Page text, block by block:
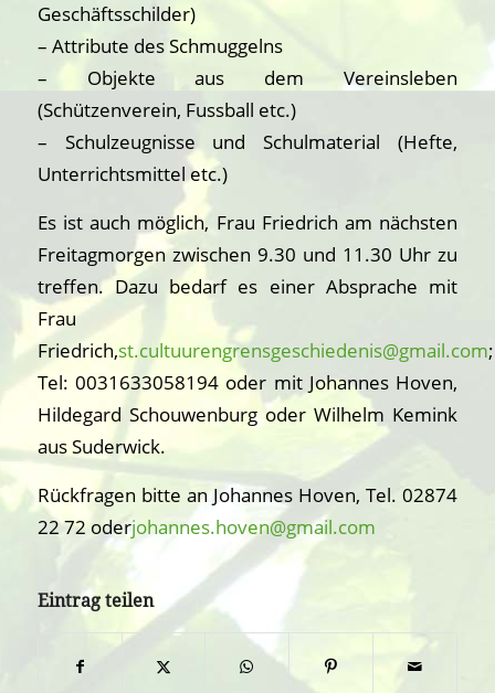
Geschäftsschilder)
– Attribute des Schmuggelns
– Objekte aus dem Vereinsleben
(Schützenverein, Fussball etc.)
– Schulzeugnisse und Schulmaterial (Hefte,
Unterrichtsmittel etc.)
Es ist auch möglich, Frau Friedrich am nächsten
Freitagmorgen zwischen 9.30 und 11.30 Uhr zu
treffen. Dazu bedarf es einer Absprache mit
Frau
Friedrich,st.cultuurengrensgeschiedenis@gmail.com;
Tel: 0031633058194 oder mit Johannes Hoven,
Hildegard Schouwenburg oder Wilhelm Kemink
aus Suderwick.
Rückfragen bitte an Johannes Hoven, Tel. 02874
22 72 oderjohannes.hoven@gmail.com
Eintrag teilen